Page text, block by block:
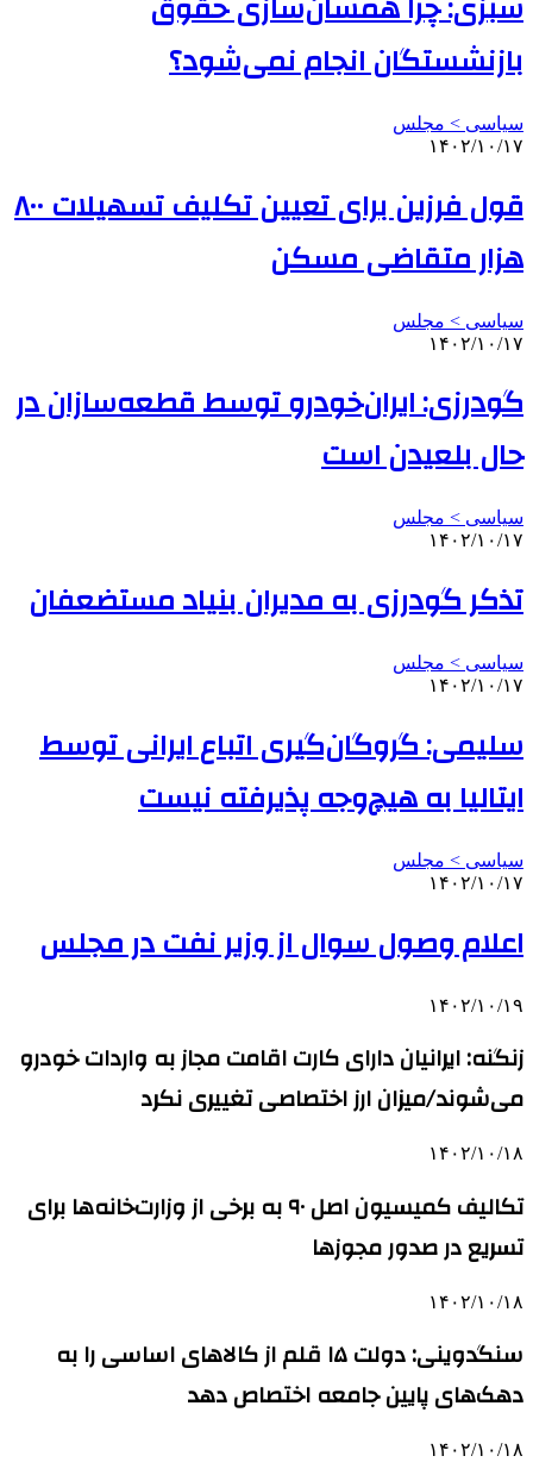
بازنشستگان انجام نمی‌شود؟
سیاسی > مجلس
۱۴۰۲/۱۰/۱۷
قول فرزین برای تعیین تکلیف تسهیلات ۸۰۰
هزار متقاضی مسکن
سیاسی > مجلس
۱۴۰۲/۱۰/۱۷
گودرزی: ایران‌خودرو توسط قطعه‌سازان در
حال بلعیدن است
سیاسی > مجلس
۱۴۰۲/۱۰/۱۷
تذکر گودرزی به مدیران بنیاد مستضعفان
سیاسی > مجلس
۱۴۰۲/۱۰/۱۷
سلیمی: گروگان‌گیری اتباع ایرانی توسط
ایتالیا به هیچ‌وجه پذیرفته نیست
سیاسی > مجلس
۱۴۰۲/۱۰/۱۷
اعلام وصول سوال از وزیر نفت در مجلس
۱۴۰۲/۱۰/۱۹
زنگنه: ایرانیان دارای کارت اقامت مجاز به واردات خودرو
می‌شوند/میزان ارز اختصاصی تغییری نکرد
۱۴۰۲/۱۰/۱۸
تکالیف کمیسیون اصل ۹۰ به برخی از وزارت‌خانه‌ها برای
تسریع در صدور مجوزها
۱۴۰۲/۱۰/۱۸
سنگدوینی: دولت ۱۵ قلم از کالاهای اساسی را به
دهک‌های پایین جامعه اختصاص دهد
۱۴۰۲/۱۰/۱۸